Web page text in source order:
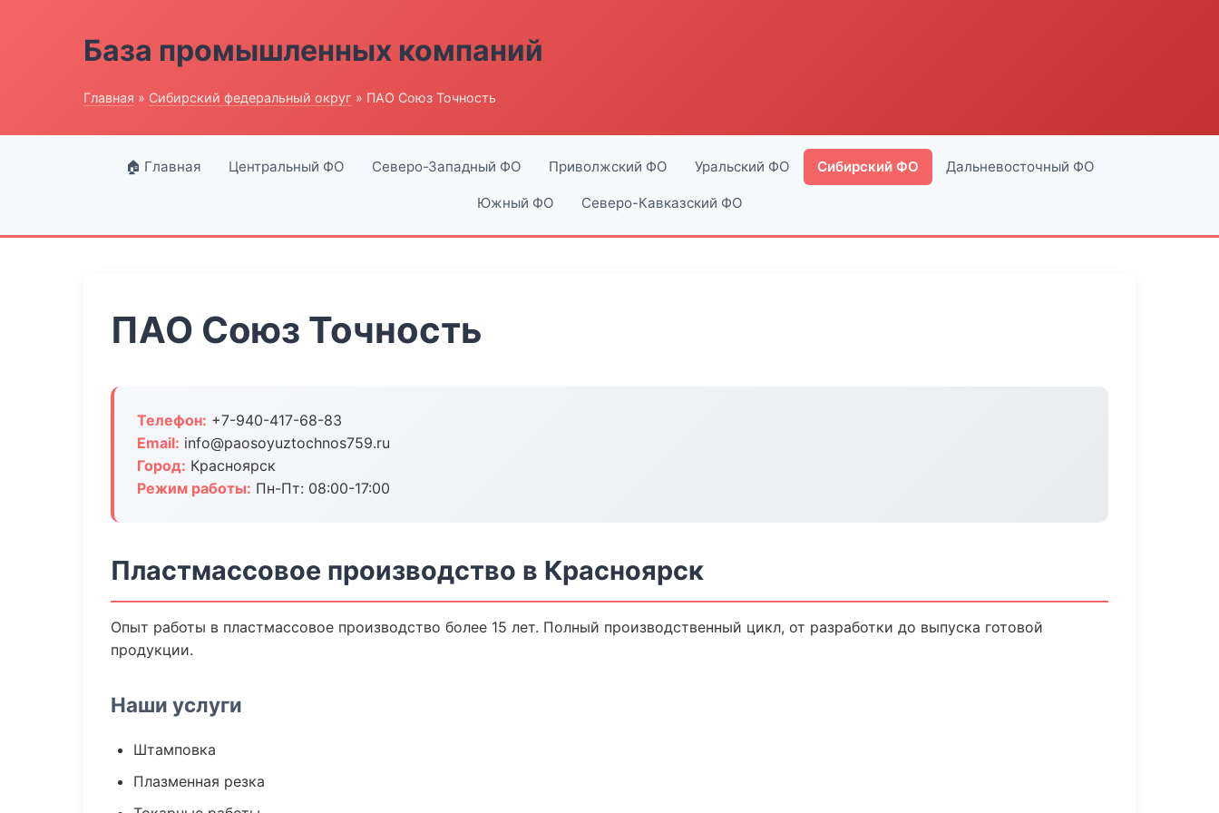
База промышленных компаний
Главная » Сибирский федеральный округ » ПАО Союз Точность
🏠 Главная Центральный ФО Северо-Западный ФО Приволжский ФО Уральский ФО Сибирский ФО Дальневосточный ФО
Южный ФО Северо-Кавказский ФО
ПАО Союз Точность
Телефон: +7-940-417-68-83
Email: info@paosoyuztochnos759.ru
Город: Красноярск
Режим работы: Пн-Пт: 08:00-17:00
Пластмассовое производство в Красноярск
Опыт работы в пластмассовое производство более 15 лет. Полный производственный цикл, от разработки до выпуска готовой
продукции.
Наши услуги
Штамповка
Плазменная резка